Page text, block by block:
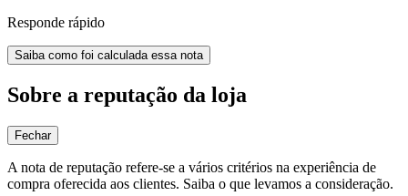
Responde rápido
Saiba como foi calculada essa nota
Sobre a reputação da loja
Fechar
A nota de reputação refere-se a vários critérios na experiência de
compra oferecida aos clientes. Saiba o que levamos a consideração.